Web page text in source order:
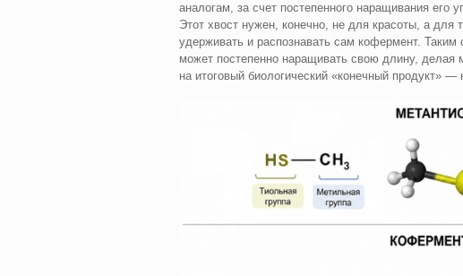
аналогам, за счет постепенного наращивания его
Этот хвост нужен, конечно, не для красоты, а для
удерживать и распознавать сам кофермент.
может постепенно наращивать свою длину,
на итоговый биологический «конечный продукт» —